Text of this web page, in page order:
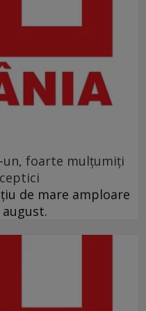
un, foarte mulţumiţi
de mare amploare